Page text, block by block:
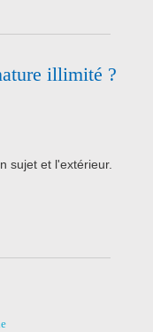
illimité ?
sujet et l'extérieur.